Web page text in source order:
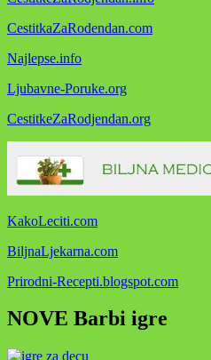
CestitkaZaRodendan.com
Najlepse.info
Ljubavne-Poruke.org
CestitkeZaRodjendan.org
KakoLeciti.com
BiljnaLjekarna.com
Prirodni-Recepti.blogspot.com
NOVE Barbi igre